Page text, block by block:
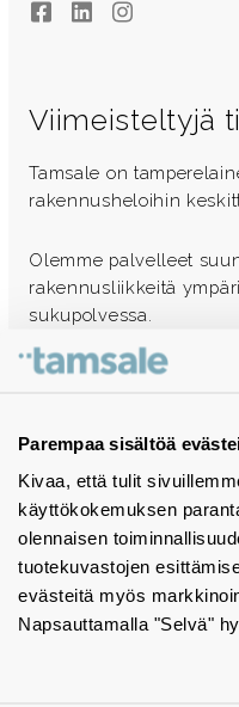
Parempaa sisältöä
Kivaa, että tulit
käyttökokemuksen
olennaisen
tuotekuvastojen
evästeitä myös
Napsauttamalla "Selvä"
FacebookLinkedInInstagram
Viimeisteltyjä
Tamsale on
rakennusheloihin
Olemme palvelleet
rakennusliikkeitä
sukupolvessa.
Ota yhteyttä -
Tuotekuvastot
Instagram
BIM-objektit
Yhteystiedot
Tiedotteet